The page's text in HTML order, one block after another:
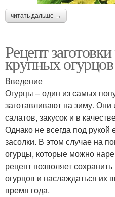
читать дальше →
Рецепт
крупных
Введение
Огурцы – один из самых
заготавливают на зиму.
салатов, закусок и в
Однако не всегда под рукой
засолки. В этом случае на
огурцы, которые можно
рецепт позволяет
огурцов и наслаждаться их
время года.